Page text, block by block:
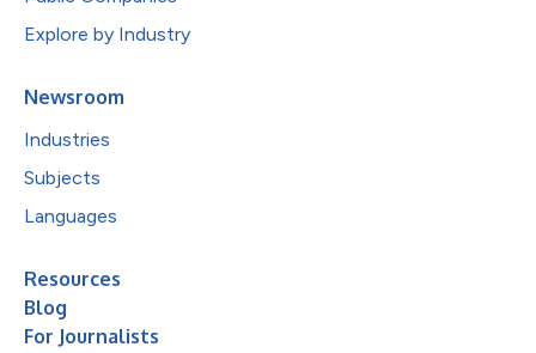
Explore by Industry
Newsroom
Industries
Subjects
Languages
Resources
Blog
For Journalists